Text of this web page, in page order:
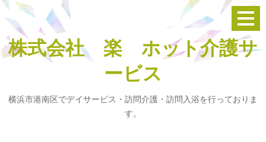
株式会社 楽 ホット介護サ
ービス
横浜市港南区でデイサービス・訪問介護・訪問入浴を行っておりま
す。